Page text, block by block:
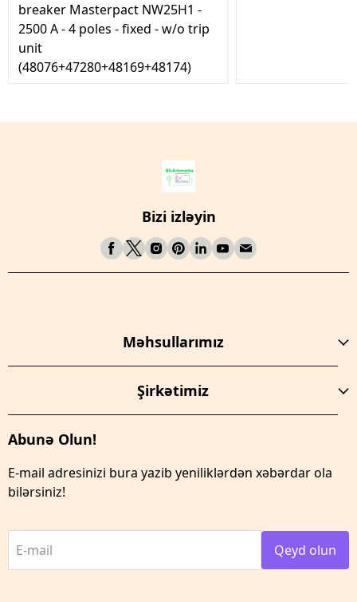
breaker Masterpact NW25H1 -
2500 A - 4 poles - fixed - w/o trip
unit
(48076+47280+48169+48174)
Bizi izləyin
Məhsullarımız
Şirkətimiz
Abunə Olun!
E-mail adresinizi bura yazib yeniliklərdən xəbərdar ola
bilərsiniz!
E-mail Qeyd olun